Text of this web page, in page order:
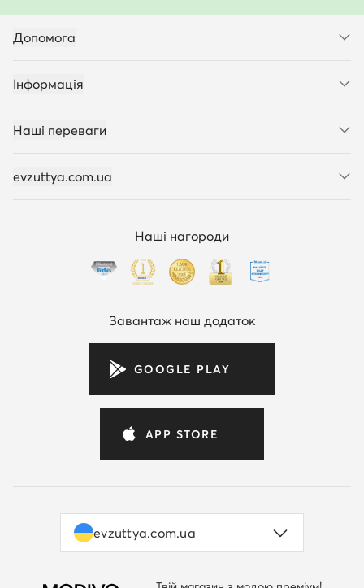
Допомога
Інформація
Наші переваги
evzuttya.com.ua
Наші нагороди
Завантаж наш додаток
GOOGLE PLAY
APP STORE
evzuttya.com.ua